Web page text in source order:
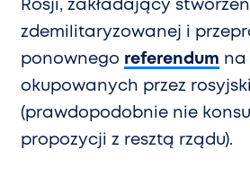
Rosji, zakładający
zdemilitaryzowanej i
ponownego referendum na
okupowanych przez
(prawdopodobnie nie
propozycji z resztą rządu).